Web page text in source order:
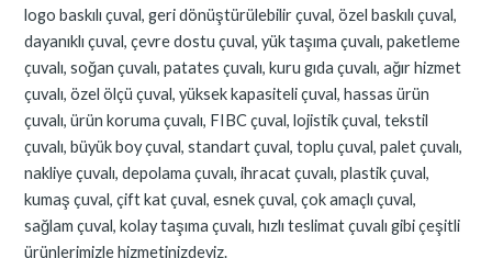
logo baskılı çuval, geri dönüştürülebilir çuval, özel baskılı çuval,
dayanıklı çuval, çevre dostu çuval, yük taşıma çuvalı, paketleme
çuvalı, soğan çuvalı, patates çuvalı, kuru gıda çuvalı, ağır hizmet
çuvalı, özel ölçü çuval, yüksek kapasiteli çuval, hassas ürün
çuvalı, ürün koruma çuvalı, FIBC çuval, lojistik çuval, tekstil
çuvalı, büyük boy çuval, standart çuval, toplu çuval, palet çuvalı,
nakliye çuvalı, depolama çuvalı, ihracat çuvalı, plastik çuval,
kumaş çuval, çift kat çuval, esnek çuval, çok amaçlı çuval,
sağlam çuval, kolay taşıma çuvalı, hızlı teslimat çuvalı gibi çeşitli
ürünlerimizle hizmetinizdeyiz.